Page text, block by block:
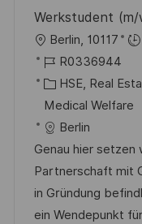
n
g
Werkstudent
O
r
t
Berlin, 10117
J
o
b
-
I
D
R0336944
K
a
t
e
g
o
r
HSE, Real
Medical Welfare
Berlin
Genau hier setzen
Partnerschaft mit
in Gründung
ein Wendepunkt